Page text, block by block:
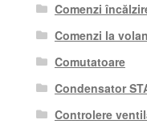
Comenzi
Comenzi la volan
Comutatoare
Condensator
Controlere